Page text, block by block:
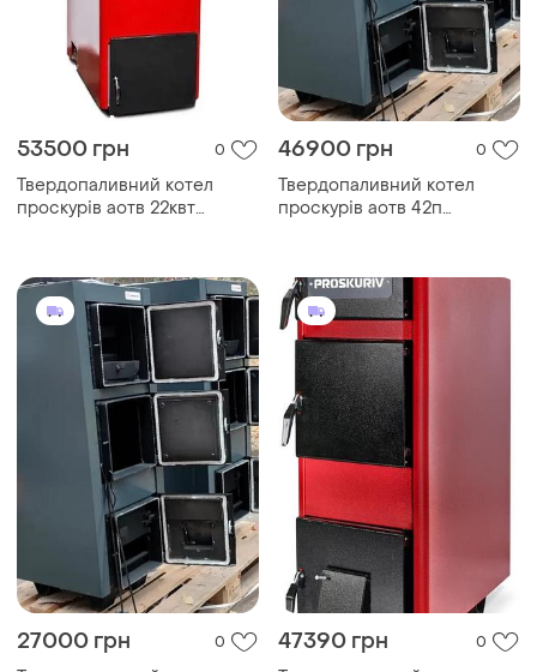
53500 грн 0
Твердопаливний котел
проскурів аотв 22квт
46900 грн 0
Твердопаливний котел
проскурів аотв 42п
27000 грн 0 47390 грн 0